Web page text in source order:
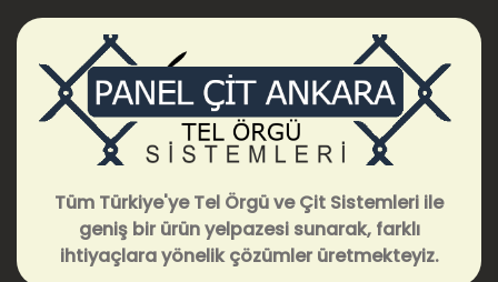
Tüm Türkiye'ye Tel Örgü ve Çit Sistemleri ile
geniş bir ürün yelpazesi sunarak, farklı
ihtiyaçlara yönelik çözümler üretmekteyiz.